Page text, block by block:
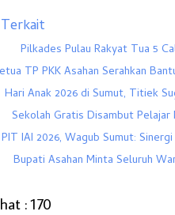
Pilkades Pulau Rakyat Tua 5
TP PKK Asahan Serahkan
Hari Anak 2026 di Sumut, Titiek
Sekolah Gratis Disambut Pelajar
PIT IAI 2026, Wagub Sumut:
Bupati Asahan Minta Seluruh
:170